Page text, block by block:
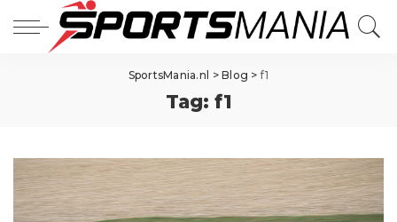
SportsMania.nl >Blog >f1
Tag: f1